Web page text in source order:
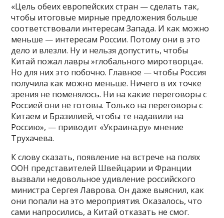
«Цель обеих европейских стран — сделать так,
чтобы итоговые мирные предложения больше
соответствовали интересам Запада. И как можно
меньше — интересам России. Потому они в это
дело и влезли. Ну и нельзя допустить, чтобы
Китай пожал лавры »глобального миротворца«.
Но для них это побочно. Главное — чтобы Россия
получила как можно меньше. Ничего в их точке
зрения не поменялось. Ни на какие переговоры с
Россией они не готовы. Только на переговоры с
Китаем и Бразилией, чтобы те надавили на
Россию», — приводит «Украина.ру» мнение
Трухачева.
К слову сказать, появление на встрече на полях
ООН представителей Швейцарии и Франции
вызвали недовольное удивление российского
министра Сергея Лаврова. Он даже выяснил, как
они попали на это мероприятия. Оказалось, что
сами напросились, а Китай отказать не смог.